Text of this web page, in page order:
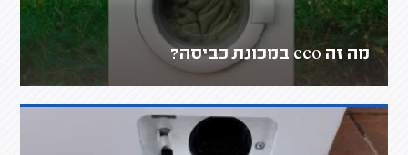
מה זה eco במכונת כביסה?